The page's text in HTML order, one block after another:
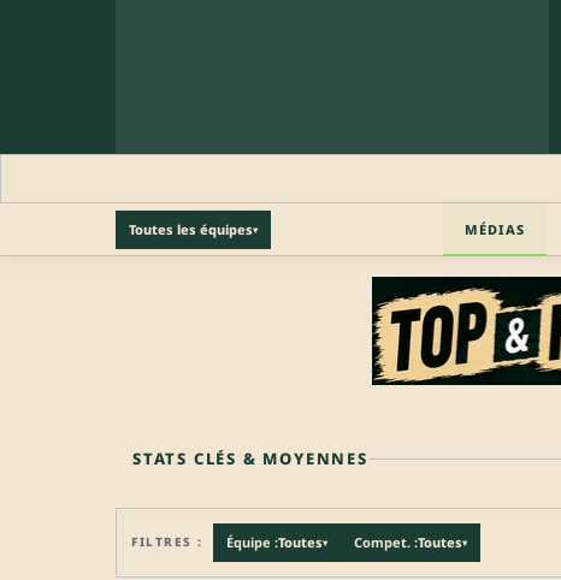
MÉDIAS
Toutes les équipes▾
Profil pro · Réservé aux clubs
STATS CLÉS & MOYENNES
FILTRES : Équipe :Toutes▾ Compet. :Toutes▾